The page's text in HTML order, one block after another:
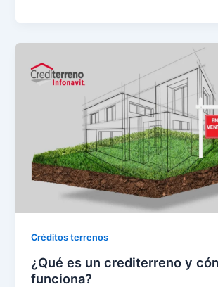
Créditos terrenos
¿Qué es un crediterreno y
funciona?